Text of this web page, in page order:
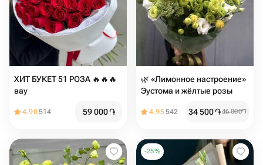
ХИТ БУКЕТ 51 РОЗА 🔥🔥🔥
вау
4.90514 59 000֏
🌿 «Лимонное настроение»
Эустома и жёлтые розы
4.95542 34 500֏46 000֏
-25%